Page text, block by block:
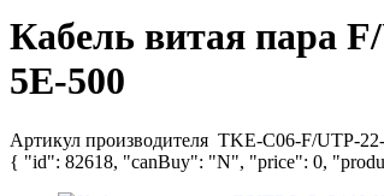
Кабель витая пара
5E-500
Артикул производителя TKE-C06-F/UTP-
{ "id": 82618, "canBuy": "N", "price": 0,